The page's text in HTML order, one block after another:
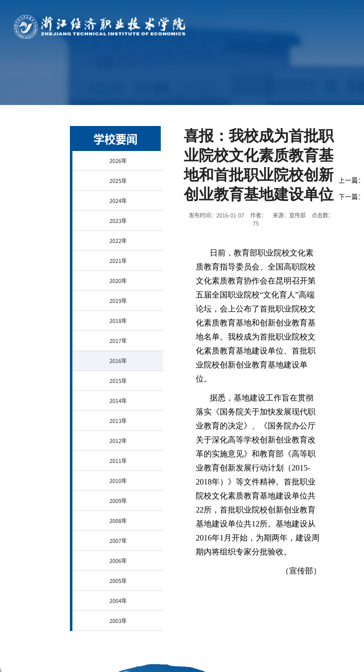
学校要闻
2026年
2025年
2024年
2023年
2022年
2021年
2020年
2019年
2018年
2017年
2016年
2015年
2014年
2013年
2012年
2011年
2010年
2009年
2008年
2007年
2006年
2005年
2004年
2003年
喜报：我校成为首批职
业院校文化素质教育基
地和首批职业院校创新
创​业教育基地建设单位
发布时间：2016-01-07 作者： 来源：宣传部 点击数：
75
日前，教育部职业院校文化素
质教育指导委员会、全国高职院校
文化素质教育协作会在昆明召开第
五届全国职业院校“文化育人”高端
论坛，会上公布了首批职业院校文
化素质教育基地和创新创业教育基
地名单。我校成为首批职业院校文
化素质教育基地建设单位、首批职
业院校创新创业教育基地建设单
位。
据悉，基地建设工作旨在贯彻
落实《国务院关于加快发展现代职
业教育的决定》、《国务院办公厅
关于深化高等学校创新创业教育改
革的实施意见》和教育部《高等职
业教育创新发展行动计划（2015-
2018年）》等文件精神。首批职业
院校文化素质教育基地建设单位共
22所，首批职业院校创新创业教育
基地建设单位共12所。基地建设从
2016年1月开始，为期两年，建设周
期内将组织专家分批验收。
（宣传部）
上一篇：
下一篇：